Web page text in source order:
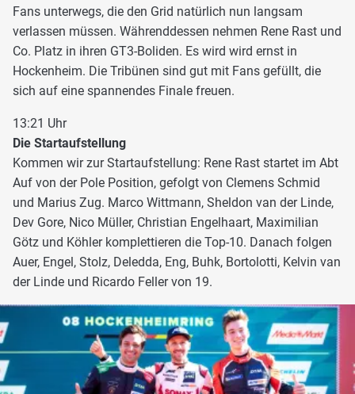
Fans unterwegs, die den Grid natürlich nun langsam
verlassen müssen. Währenddessen nehmen Rene Rast und
Co. Platz in ihren GT3-Boliden. Es wird wird ernst in
Hockenheim. Die Tribünen sind gut mit Fans gefüllt, die
sich auf eine spannendes Finale freuen.
13:21 Uhr
Die Startaufstellung
Kommen wir zur Startaufstellung: Rene Rast startet im Abt
Auf von der Pole Position, gefolgt von Clemens Schmid
und Marius Zug. Marco Wittmann, Sheldon van der Linde,
Dev Gore, Nico Müller, Christian Engelhaart, Maximilian
Götz und Köhler komplettieren die Top-10. Danach folgen
Auer, Engel, Stolz, Deledda, Eng, Buhk, Bortolotti, Kelvin van
der Linde und Ricardo Feller von 19.